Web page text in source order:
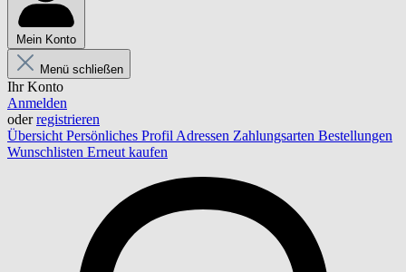
Mein Konto
Menü schließen
Ihr Konto
Anmelden
oderregistrieren
Übersicht Persönliches Profil Adressen Zahlungsarten Bestellungen
Wunschlisten Erneut kaufen